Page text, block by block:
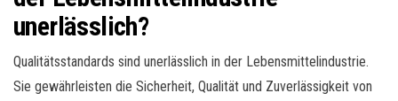
unerlässlich?
Qualitätsstandards sind unerlässlich in der Lebensmittelindustrie.
Sie gewährleisten die Sicherheit, Qualität und Zuverlässigkeit von